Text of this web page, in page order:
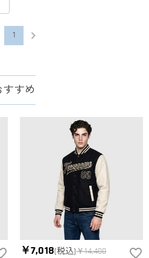
1
すすめ
￥7,018(税込)￥14,400